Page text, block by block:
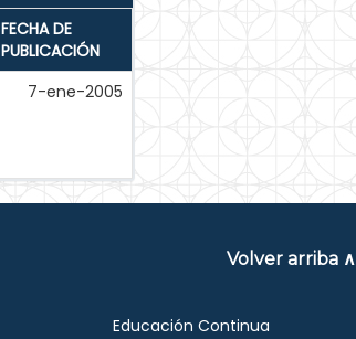
FECHA DE
PUBLICACIÓN
7-ene-2005
Volver arriba ∧
Educación Continua